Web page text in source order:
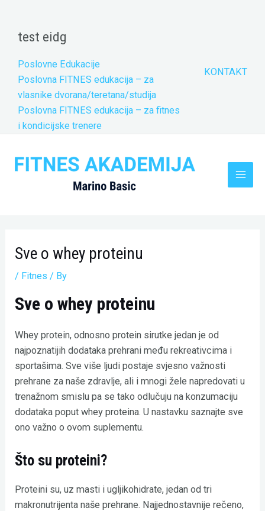
contenttest eidg
Poslovne Edukacije
Poslovna FITNES edukacija – za
vlasnike dvorana/teretana/studija
Poslovna FITNES edukacija – za fitnes
i kondicijske trenere
KONTAKT
Sve o whey proteinu
/ Fitnes / By
Sve o whey proteinu
Whey protein, odnosno protein sirutke jedan je od
najpoznatijih dodataka prehrani među rekreativcima i
sportašima. Sve više ljudi postaje svjesno važnosti
prehrane za naše zdravlje, ali i mnogi žele napredovati u
trenažnom smislu pa se tako odlučuju na konzumaciju
dodataka poput whey proteina. U nastavku saznajte sve
ono važno o ovom suplementu.
Što su proteini?
Proteini su, uz masti i ugljikohidrate, jedan od tri
makronutrijenta naše prehrane. Najjednostavnije rečeno,